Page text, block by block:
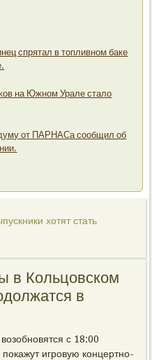
спрятал в топливном баке
на Южном Урале стало
от ПАРНАСа сообщил об
хотят стать
в Кольцовском
в
с 18:00
игровую концертно-